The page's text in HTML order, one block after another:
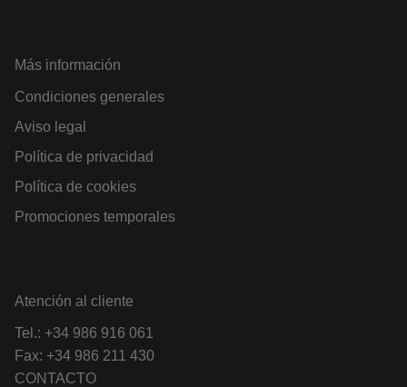
Más información
Condiciones generales
Aviso legal
Política de privacidad
Política de cookies
Promociones temporales
Atención al cliente
Tel.: +34 986 916 061
Fax: +34 986 211 430
CONTACTO